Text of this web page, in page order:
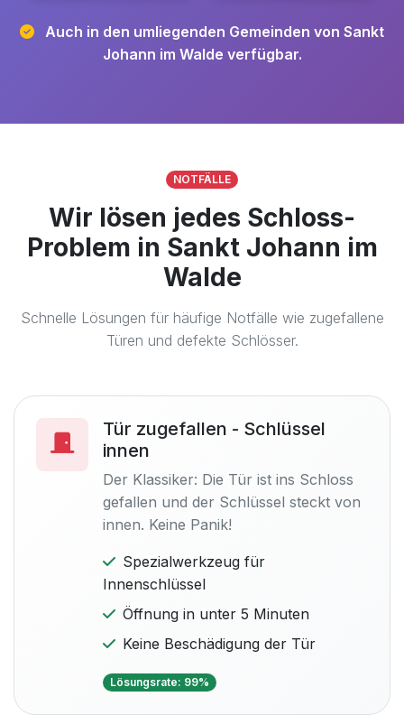
Auch in den umliegenden Gemeinden von Sankt
Johann im Walde verfügbar.
NOTFÄLLE
Wir lösen jedes Schloss-
Problem in Sankt Johann im
Walde
Schnelle Lösungen für häufige Notfälle wie zugefallene
Türen und defekte Schlösser.
Tür zugefallen - Schlüssel
innen
Der Klassiker: Die Tür ist ins Schloss
gefallen und der Schlüssel steckt von
innen. Keine Panik!
Spezialwerkzeug für
Innenschlüssel
Öffnung in unter 5 Minuten
Keine Beschädigung der Tür
Lösungsrate: 99%